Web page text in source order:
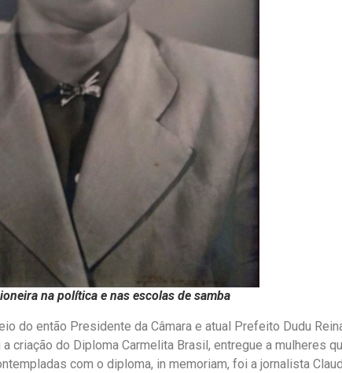
na política e nas escolas de samba
do então Presidente da Câmara e atual Prefeito Dudu
criação do Diploma Carmelita Brasil, entregue a mulheres
com o diploma, in memoriam, foi a jornalista